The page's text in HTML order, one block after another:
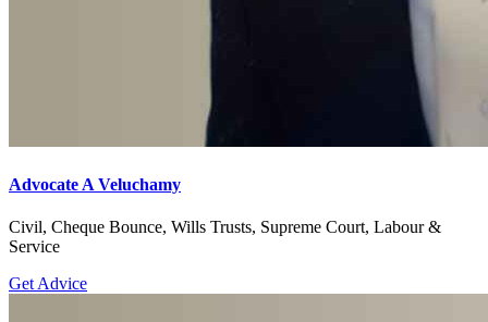
Advocate A Veluchamy
Civil, Cheque Bounce, Wills Trusts, Supreme Court, Labour &
Service
Get Advice